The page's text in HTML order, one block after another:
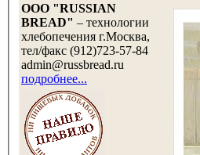
OOO "RUSSIAN
BREAD" – технологии
хлебопечения г.Москва,
тел/факс (912)723-57-84
admin@russbread.ru
подробнее...